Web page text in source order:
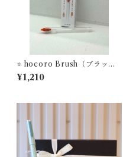
⭐️ hocoro Brush（ブラッシ
ュ） セーラー万年筆 筆ペ
ン先つけペン
¥1,210